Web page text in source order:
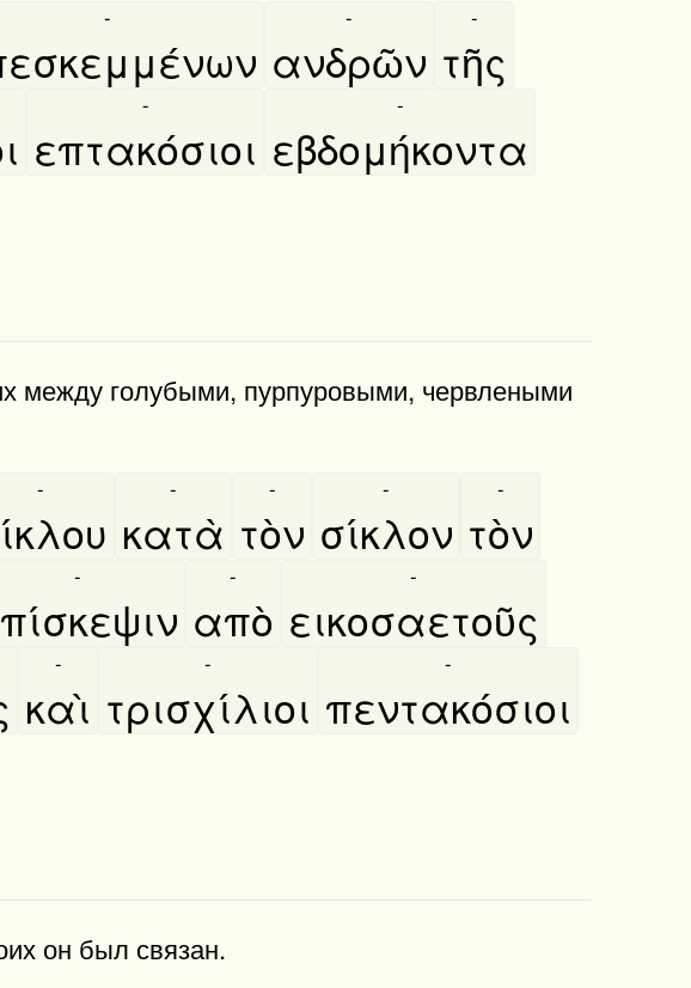
-
ανδρῶν
-
τῆς
-
επτακόσιοι
-
εβδομήκοντα
-
между голубыми, пурпуровыми, червлеными
-
κατὰ
-
τὸν
-
σίκλον
-
τὸν
-
-
απὸ
-
εικοσαετοῦς
-
καὶ
-
τρισχίλιοι
-
πεντακόσιοι
-
он был связан.